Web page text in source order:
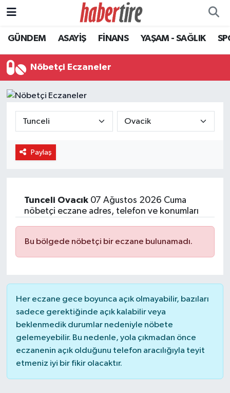
GÜNDEM ASAYİŞ FİNANS YAŞAM - SAĞLIK
Nöbetçi Eczaneler
Paylaş
Tunceli Ovacık07 Ağustos 2026 Cuma
nöbetçi eczane adres, telefon ve konumları
Bu bölgede nöbetçi bir eczane bulunamadı.
Her eczane gece boyunca açık olmayabilir, bazıları
sadece gerektiğinde açık kalabilir veya
beklenmedik durumlar nedeniyle nöbete
gelemeyebilir. Bu nedenle, yola çıkmadan önce
eczanenin açık olduğunu telefon aracılığıyla teyit
etmeniz iyi bir fikir olacaktır.
Tire Nöbetçi Eczaneler
Tire Hava Durumu
Tire Trafik Yoğunluk Haritası
Süper Lig Puan Durumu ve Fikstür
Tüm Manşetler
Haber Arşivi